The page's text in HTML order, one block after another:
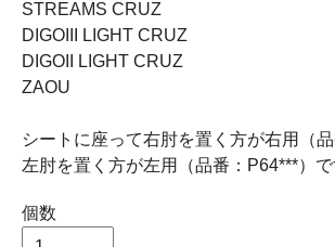
STREAMS CRUZ
DIGOIII LIGHT CRUZ
DIGOII LIGHT CRUZ
ZAOU
シートに座って右肘を置く方が右用（品
左肘を置く方が左用（品番：P64***）で
個数